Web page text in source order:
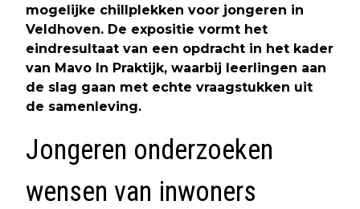
mogelijke chillplekken voor jongeren in
Veldhoven. De expositie vormt het
eindresultaat van een opdracht in het kader
van Mavo In Praktijk, waarbij leerlingen aan
de slag gaan met echte vraagstukken uit
de samenleving.
Jongeren onderzoeken
wensen van inwoners